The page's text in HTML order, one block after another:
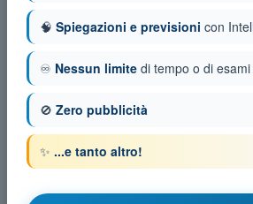
🧠 Spiegazioni e previsioni con
♾️ Nessun limite di tempo o di esami
🚫 Zero pubblicità
✨ ...e tanto altro!